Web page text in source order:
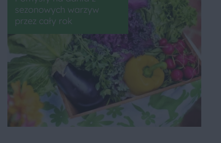
sezonowych warzyw
przez cały rok